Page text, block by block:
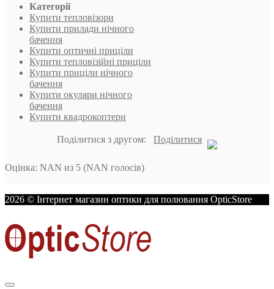
Категорії
Купити тепловізори
Купити прилади нічного
бачення
Купити оптичні приціли
Купити тепловізійні приціли
Купити приціли нічного
бачення
Купити окуляри нічного
бачення
Купити квадрокоптери
Поділитися з другом: Поділитися
Оцінка: NAN из 5 (NAN голосів)
2026 © Інтернет магазин оптики для полювання OpticStore